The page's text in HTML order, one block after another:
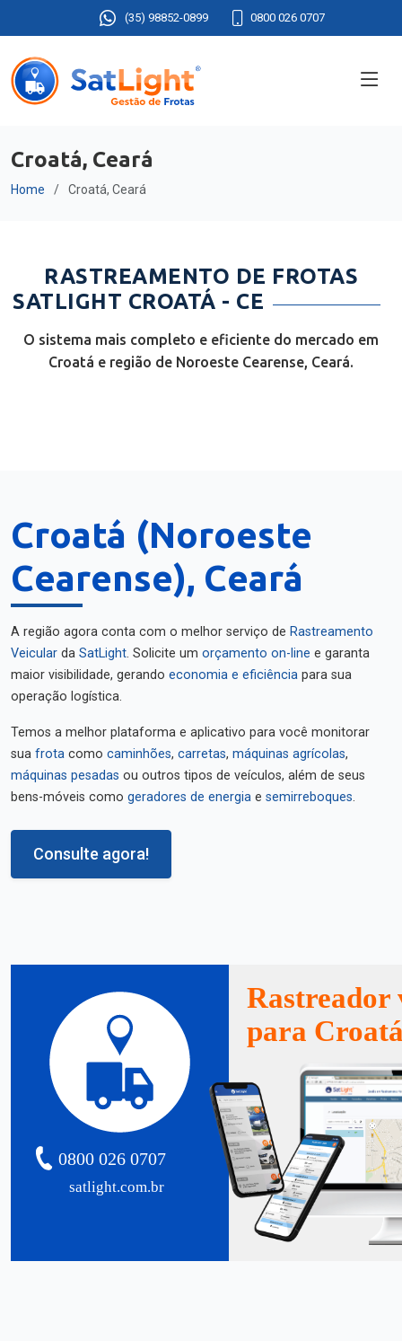
(35) 98852-0899 0800 026 0707
Croatá, Ceará
Home Croatá, Ceará
RASTREAMENTO DE FROTAS
SATLIGHT CROATÁ - CE
O sistema mais completo e eficiente do mercado em
Croatá e região de Noroeste Cearense, Ceará.
Croatá (Noroeste
Cearense), Ceará
A região agora conta com o melhor serviço de Rastreamento
Veicular da SatLight. Solicite um orçamento on-line e garanta
maior visibilidade, gerando economia e eficiência para sua
operação logística.
Temos a melhor plataforma e aplicativo para você monitorar
sua frota como caminhões, carretas, máquinas agrícolas,
máquinas pesadas ou outros tipos de veículos, além de seus
bens-móveis como geradores de energia e semirreboques.
Consulte agora!
satlight.com.br
0800 026 0707
Rastreador
para